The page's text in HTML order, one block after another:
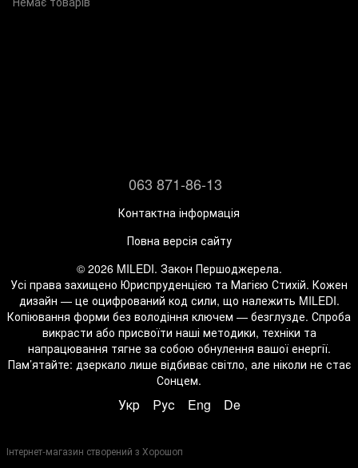
063 871-86-13
Контактна інформація
Повна версія сайту
© 2026 MILEDI. Закон Першоджерела.
Усі права захищено Юриспруденцією та Магією Стихій. Кожен
дизайн — це оцифрований код сили, що належить MILEDI.
Копіювання форми без володіння ключем — безглузде. Спроба
викрасти або присвоїти наші методики, техніки та
напрацювання тягне за собою обнулення вашої енергії.
Пам’ятайте: дзеркало лише відбиває світло, але ніколи не стає
Сонцем.
Укр Рус Eng De
Інтернет-магазин створений з Хорошоп